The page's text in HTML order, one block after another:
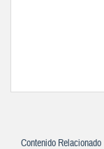
Contenido Relacionado